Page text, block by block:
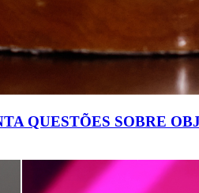
QUESTÕES SOBRE